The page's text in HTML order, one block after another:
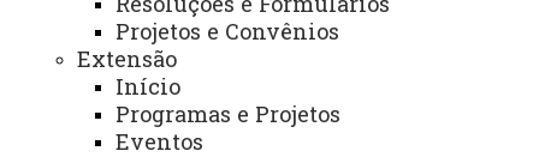
Projetos e Convênios
Extensão
Início
Programas e Projetos
Eventos
Arquivo Virtual
Bibliotecas
Identidade Visual